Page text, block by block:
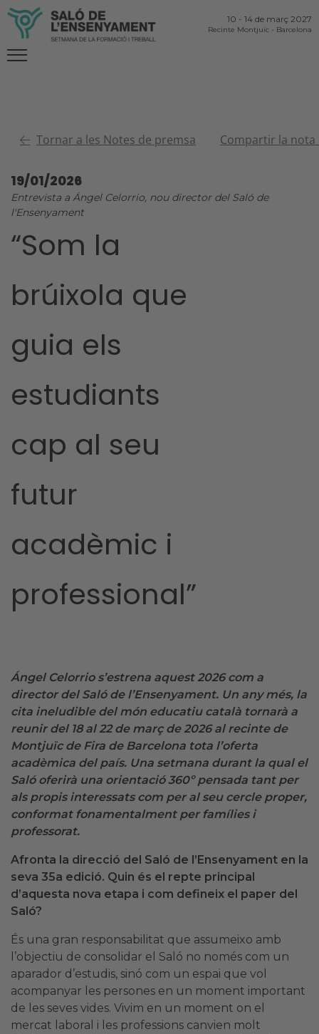
10 - 14 de març 2027
Recinte Montjuïc - Barcelona
Tornar a les Notes de premsa Compartir la nota
19/01/2026
Entrevista a Ángel Celorrio, nou director del Saló de
l'Ensenyament
“Som la
brúixola que
guia els
estudiants
cap al seu
futur
acadèmic i
professional”
Ángel Celorrio s’estrena aquest 2026 com a
director del Saló de l’Ensenyament. Un any més, la
cita ineludible del món educatiu català tornarà a
reunir del 18 al 22 de març de 2026 al recinte de
Montjuïc de Fira de Barcelona tota l’oferta
acadèmica del país. Una setmana durant la qual el
Saló oferirà una orientació 360º pensada tant per
als propis interessats com per al seu cercle proper,
conformat fonamentalment per famílies i
professorat.
Afronta la direcció del Saló de l’Ensenyament en la
seva 35a edició. Quin és el repte principal
d’aquesta nova etapa i com defineix el paper del
Saló?
És una gran responsabilitat que assumeixo amb
l’objectiu de consolidar el Saló no només com un
aparador d’estudis, sinó com un espai que vol
acompanyar les persones en un moment important
de les seves vides. Vivim en un moment on el
mercat laboral i les professions canvien molt